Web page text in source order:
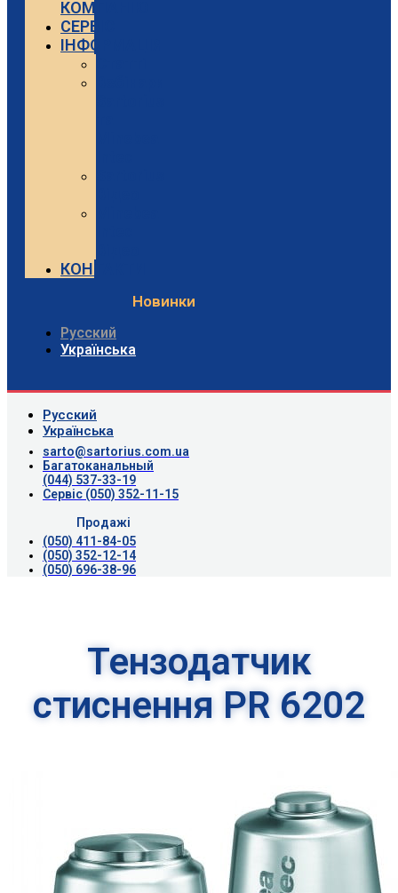
КОМПАНІЮ
СЕРВІС
ІНФОРМАЦІЯ
КОНТАКТИ
Новинки
Русский
Українська
Русский
Українська
sarto@sartorius.com.ua
Багатоканальный
(044) 537-33-19
Сервіс (050) 352-11-15
Продажі
(050) 411-84-05
(050) 352-12-14
(050) 696-38-96
Тензодатчик
стиснення PR 6202